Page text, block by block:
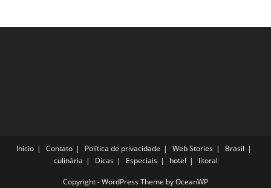
Início Contato Política de privacidade Web Stories
Brasil
culinária
Dicas Especiais hotel litoral
Copyright - WordPress Theme by OceanWP